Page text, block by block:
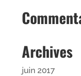
Archives
juin 2017